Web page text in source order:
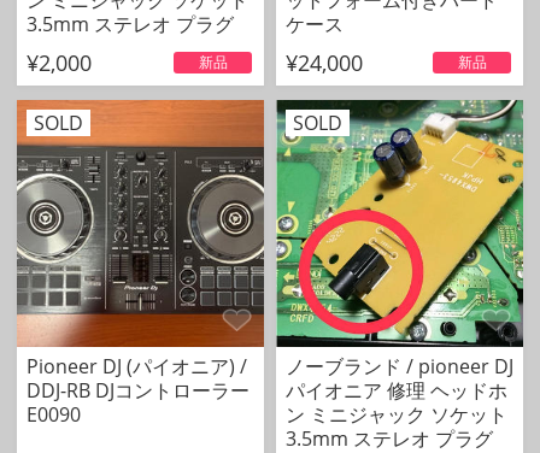
3.5mm ステレオ プラグ
¥2,000 新品
ケース
¥24,000 新品
SOLD
Pioneer DJ (パイオニア) /
DDJ-RB DJコントローラー
E0090
SOLD
ノーブランド / pioneer DJ
パイオニア 修理 ヘッドホ
ン ミニジャック ソケット
3.5mm ステレオ プラグ